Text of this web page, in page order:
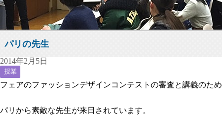
パリの先生
2014年2月5日
授業
フェアのファッションデザインコンテストの審査と講義のため
パリから素敵な先生が来日されています。